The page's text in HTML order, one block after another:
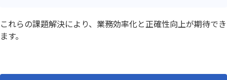
これらの課題解決により、業務効率化と正確性向上が期待でき
ます。